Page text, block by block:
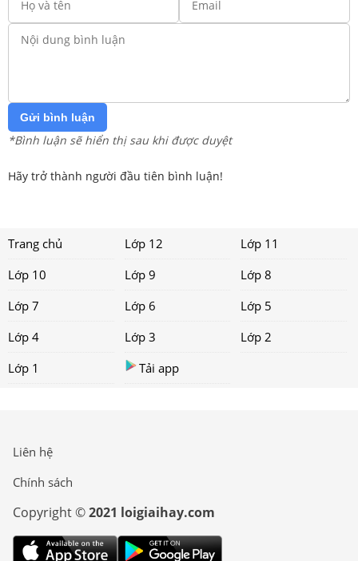
Gửi bình luận
*Bình luận sẽ hiển thị sau khi được duyệt
Hãy trở thành người đầu tiên bình luận!
Trang chủ Lớp 12
Lớp 11
Lớp 10
Lớp 9
Lớp 8
Lớp 7
Lớp 6
Lớp 5
Lớp 4
Lớp 3
Lớp 2
Lớp 1
Tải app
Liên hệ
Chính sách
Copyright ©2021 loigiaihay.com